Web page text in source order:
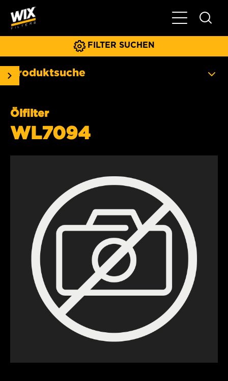
FILTER SUCHEN
Produktsuche
Ölfilter
WL7094